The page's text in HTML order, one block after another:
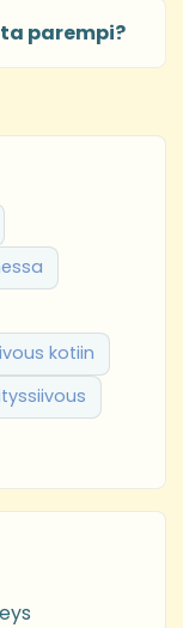
parempi?
kotiin